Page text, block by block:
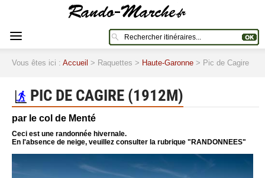
Vous êtes ici : Accueil > Raquettes > Haute-Garonne > Pic de Cagire
PIC DE CAGIRE (1912M)
par le col de Menté
Ceci est une randonnée hivernale.
En l'absence de neige, veuillez consulter la rubrique "RANDONNEES"